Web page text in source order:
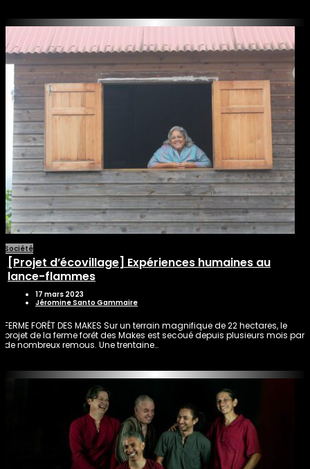
Société
[Projet d’écovillage] Expériences humaines au
lance-flammes
17 mars 2023
Jéromine Santo Gammaire
FERME FORÊT DES MAKES Sur un terrain magnifique de 22 hectares, le
projet de la ferme forêt des Makes est secoué depuis plusieurs mois par
de nombreux remous. Une trentaine…